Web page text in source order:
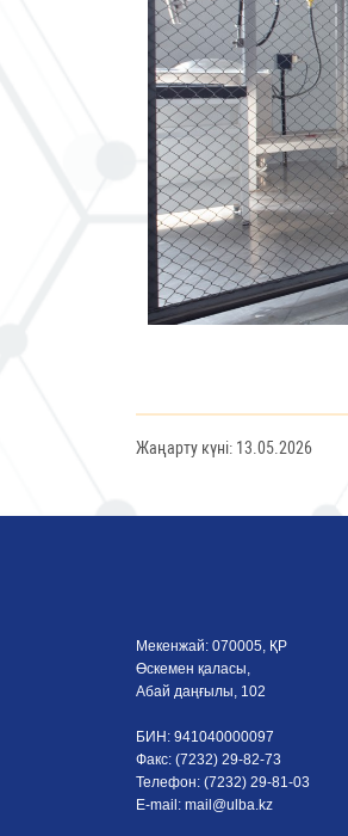
Жаңарту күні: 13.05.2026
Мекенжай: 070005, ҚР
Өскемен қаласы,
Абай даңғылы, 102
БИН: 941040000097
Факс: (7232) 29-82-73
Телефон: (7232) 29-81-03
E-mail: mail@ulba.kz